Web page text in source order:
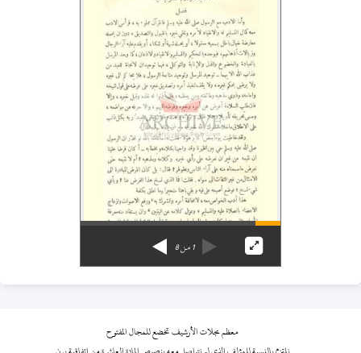
1من8
معظم مجلات الأرشيف تخضع للمجال المفتوح